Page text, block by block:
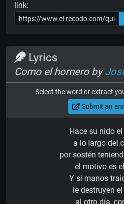
link:
Lyrics
Como el hornero by
Select the word or extract
Submit an
Hace su nido
a lo largo del
por sostén
el motivo es
Y si manos
le destruyen
al otro día,